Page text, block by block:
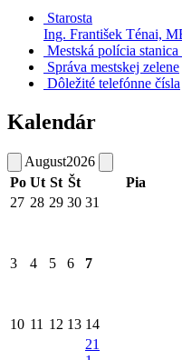
Starosta
Ing. František Ténai,
Mestská polícia stanica
Správa mestskej zelene
Dôležité telefónne čísla
Kalendár
August2026
Po Ut St Št Pia
27 28 29 30 31
3 4 5 6 7
10 11 12 13 14
21